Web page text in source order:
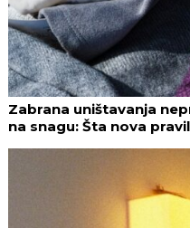
Zabrana uništavanja
na snagu: Šta nova